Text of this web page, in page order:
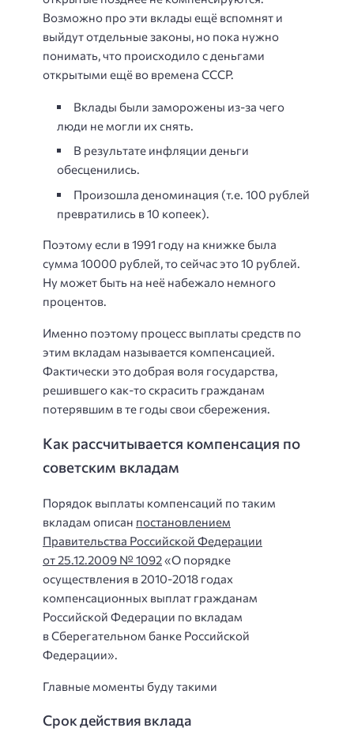
Возможно про эти вклады ещё вспомнят и
выйдут отдельные законы, но пока нужно
понимать, что происходило с деньгами
открытыми ещё во времена СССР.
Вклады были заморожены из-за чего
люди не могли их снять.
В результате инфляции деньги
обесценились.
Произошла деноминация (т.е. 100 рублей
превратились в 10 копеек).
Поэтому если в 1991 году на книжке была
сумма 10000 рублей, то сейчас это 10 рублей.
Ну может быть на неё набежало немного
процентов.
Именно поэтому процесс выплаты средств по
этим вкладам называется компенсацией.
Фактически это добрая воля государства,
решившего как-то скрасить гражданам
потерявшим в те годы свои сбережения.
Как рассчитывается компенсация по
советским вкладам
Порядок выплаты компенсаций по таким
вкладам описан постановлением
Правительства Российской Федерации
от 25.12.2009 № 1092«О порядке
осуществления в 2010-2018 годах
компенсационных выплат гражданам
Российской Федерации по вкладам
в Сберегательном банке Российской
Федерации».
Главные моменты буду такими
Срок действия вклада